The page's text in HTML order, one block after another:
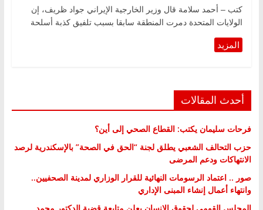
كتب – أحمد سلامة قال وزير الخارجية الإيراني جواد ظريف، إن
الولايات المتحدة دمرت المنطقة سابقا بسبب تلفيق كذبة أسلحة
أحدث المقالات
فرحات سليمان يكتب: القطاع الصحي إلى أين؟
حزب التحالف الشعبي يطلق لجنة “الحق في الصحة” بالإسكندرية لرصد
الانتهاكات ودعم المرضى
صور .. اعتماد الرسومات النهائية للقرار الوزاري لمدينة الصحفيين..
وانتهاء أعمال إنشاء المبنى الإداري